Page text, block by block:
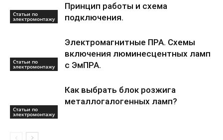
Статьи по
электромонтажу
Принцип работы и схема
подключения.
Статьи по
электромонтажу
Электромагнитные ПРА. Схемы
включения люминесцентных ламп
с ЭмПРА.
Статьи по
электромонтажу
Как выбрать блок розжига
металлогалогенных ламп?